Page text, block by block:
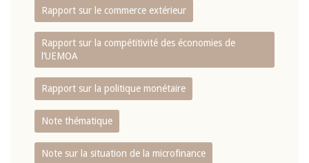
Rapport sur le commerce extérieur
Rapport sur la compétitivité des économies de
l‘UEMOA
Rapport sur la politique monétaire
Note thématique
Note sur la situation de la microfinance